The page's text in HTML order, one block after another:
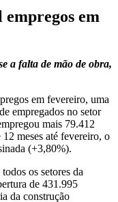
em
a falta de mão de obra,
em fevereiro, uma
empregados no setor
mais 79.412
meses até fevereiro, o
(+3,80%).
os setores da
de 431.995
da construção